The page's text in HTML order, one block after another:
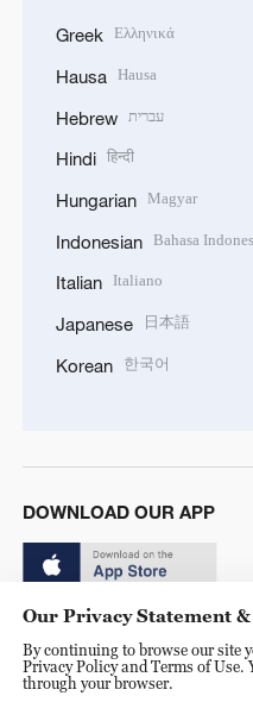
Greek Ελληνικά
Hausa Hausa
Hebrew עברית
Hindi हिन्दी
Hungarian Magyar
Indonesian Bahasa
Italian Italiano
Japanese 日本語
Korean 한국어
DOWNLOAD OUR APP
© China Radio
Our Privacy Statement
By continuing to browse our site
Privacy Policy and Terms of Use.
through your browser.